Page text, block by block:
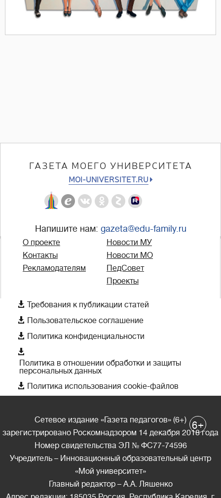
ГАЗЕТА МОЕГО УНИВЕРСИТЕТА
MOI-UNIVERSITET.RU
Напишите нам: gazeta@edu-family.ru
О проекте
Контакты
Рекламодателям
Новости МУ
Новости МО
ПедСовет
Проекты
 Требования к публикации статей
 Пользовательское соглашение
 Политика конфиденциальности

Политика в отношении обработки и защиты
персональных данных
 Политика использования cookie-файлов
Сетевое издание «Газета педагогов» (6+)
зарегистрировано Роскомнадзором 14 декабря 2018 года
Номер свидетельства ЭЛ № ФС77-74596
Учредитель – Инновационный образовательный центр
«Мой университет»
Главный редактор – А.А. Ляшенко
6+